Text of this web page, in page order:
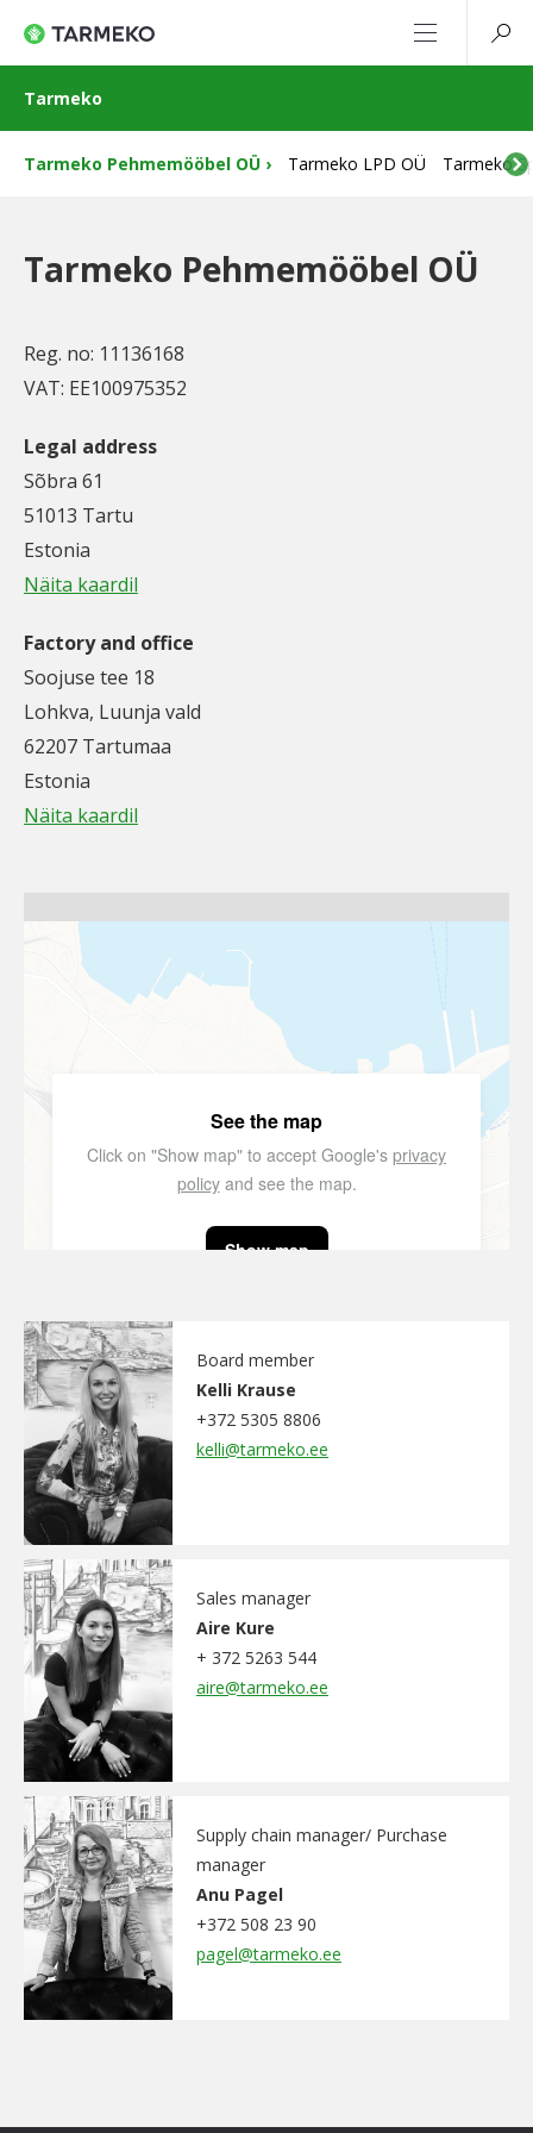
Tarmeko
Tarmeko Pehmemööbel OÜ Tarmeko LPD OÜ Tarmeko
Tarmeko Pehmemööbel OÜ
Reg. no: 11136168
VAT: EE100975352
Legal address
Sõbra 61
51013 Tartu
Estonia
Näita kaardil
Factory and office
Soojuse tee 18
Lohkva, Luunja vald
62207 Tartumaa
Estonia
Näita kaardil
See the map
Click on "Show map" to accept Google's privacy
policyand see the map.
Show map
Board member
Kelli Krause
+372 5305 8806
kelli@tarmeko.ee
Sales manager
Aire Kure
+ 372 5263 544
aire@tarmeko.ee
Supply chain manager/ Purchase
manager
Anu Pagel
+372 508 23 90
pagel@tarmeko.ee